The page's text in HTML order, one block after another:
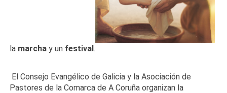
la marcha y un festival.
El Consejo Evangélico de Galicia y la Asociación de
Pastores de la Comarca de A Coruña organizan la